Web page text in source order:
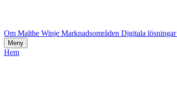
Om Malthe Winje Marknadsområden Digitala lösningar
Meny
Hem